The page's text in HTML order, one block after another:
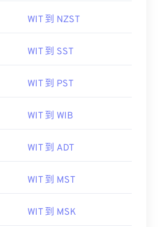
WIT 到 NZST
WIT 到 SST
WIT 到 PST
WIT 到 WIB
WIT 到 ADT
WIT 到 MST
WIT 到 MSK